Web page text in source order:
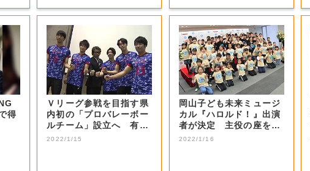
得
Ｖリーグ参戦を目指す県
内初の「プロバレーボー
ルチーム」設立へ 有望
選手などの受け...
2022/1/15
岡山子ども未来ミュージ
カル『ハロルド！』出演
者が決定 主役の座を射
止めた感想は…...
2022/1/16